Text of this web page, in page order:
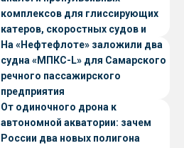
комплексов для глиссирующих
катеров, скоростных судов и
судов с малой осадкой
На «Нефтефлоте» заложили два
судна «МПКС-L» для Самарского
речного пассажирского
предприятия
От одиночного дрона к
автономной акватории: зачем
России два новых полигона